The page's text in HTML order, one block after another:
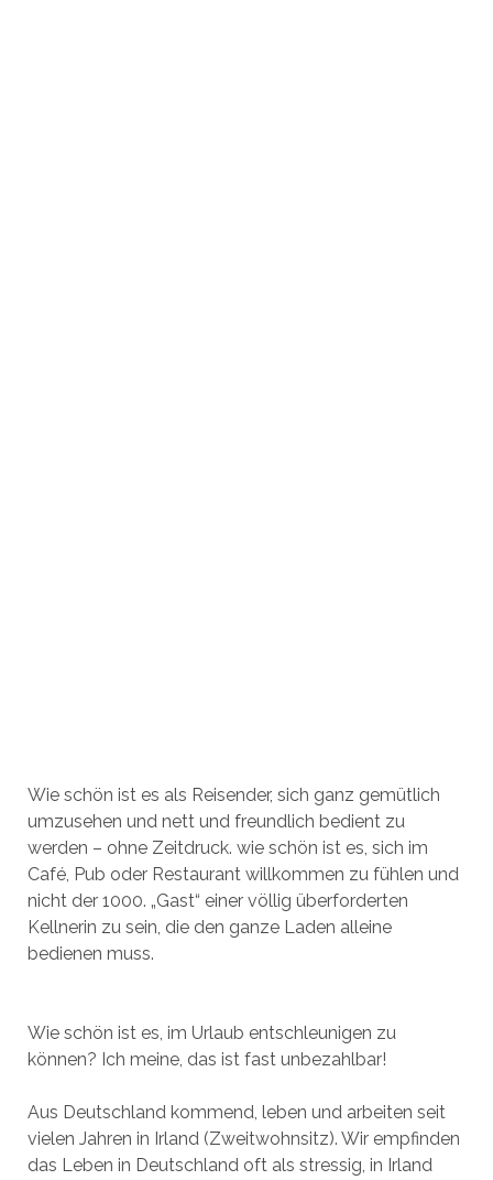
Wie schön ist es als Reisender, sich ganz gemütlich
umzusehen und nett und freundlich bedient zu
werden – ohne Zeitdruck. wie schön ist es, sich im
Café, Pub oder Restaurant willkommen zu fühlen und
nicht der 1000. „Gast“ einer völlig überforderten
Kellnerin zu sein, die den ganze Laden alleine
bedienen muss.
Wie schön ist es, im Urlaub entschleunigen zu
können? Ich meine, das ist fast unbezahlbar!
Aus Deutschland kommend, leben und arbeiten seit
vielen Jahren in Irland (Zweitwohnsitz). Wir empfinden
das Leben in Deutschland oft als stressig, in Irland